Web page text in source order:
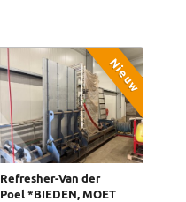
Nieuw
Refresher-Van der
Poel *BIEDEN, MOET